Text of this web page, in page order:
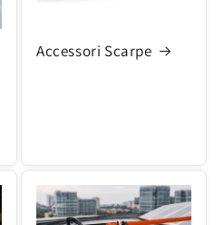
Accessori Scarpe